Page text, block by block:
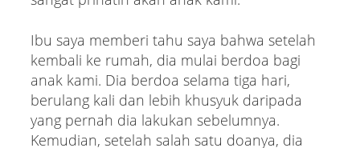
Ibu saya memberi tahu saya bahwa setelah
kembali ke rumah, dia mulai berdoa bagi
anak kami. Dia berdoa selama tiga hari,
berulang kali dan lebih khusyuk daripada
yang pernah dia lakukan sebelumnya.
Kemudian, setelah salah satu doanya, dia